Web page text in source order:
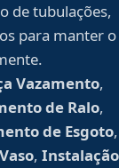
de tubulações,
para manter o
Vazamento,
de Ralo,
de Esgoto,
, Instalação